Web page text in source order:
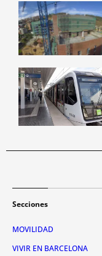
Secciones
MOVILIDAD
VIVIR EN BARCELONA